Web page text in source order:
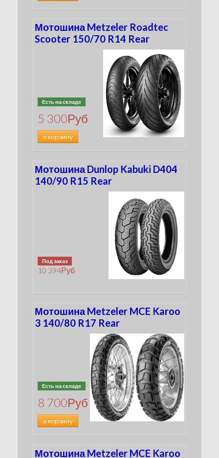
Мотошина Metzeler Roadtec
Scooter 150/70 R14 Rear
Есть на складе
5 300Руб
в корзину
Мотошина Dunlop Kabuki D404
140/90 R15 Rear
Под заказ
10 394Руб
Мотошина Metzeler MCE Karoo
3 140/80 R17 Rear
Есть на складе
8 700Руб
в корзину
Мотошина Metzeler MCE Karoo